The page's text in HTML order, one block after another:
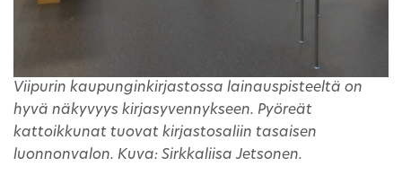
Viipurin kaupunginkirjastossa lainauspisteeltä on
hyvä näkyvyys kirjasyvennykseen. Pyöreät
kattoikkunat tuovat kirjastosaliin tasaisen
luonnonvalon. Kuva: Sirkkaliisa Jetsonen.